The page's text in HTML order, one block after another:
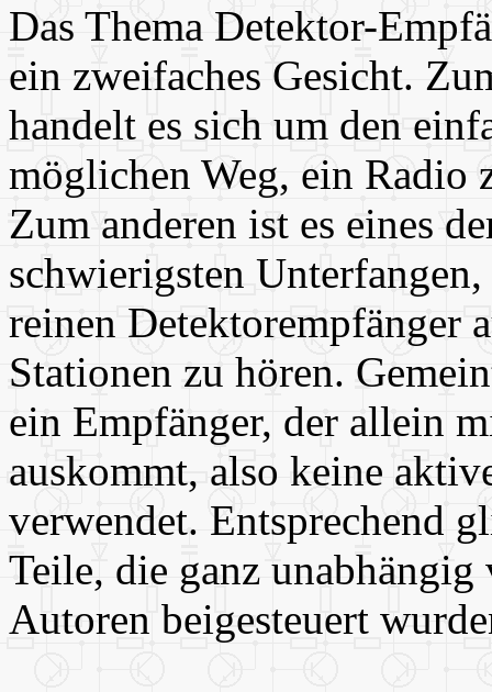
Das Thema Detektor-
ein zweifaches Gesicht.
handelt es sich um den
möglichen Weg, ein Radio
Zum anderen ist es eines
schwierigsten
reinen Detektorempfänger
Stationen zu hören.
ein Empfänger, der allein
auskommt, also keine
verwendet. Entsprechend
Teile, die ganz
Autoren beigesteuert